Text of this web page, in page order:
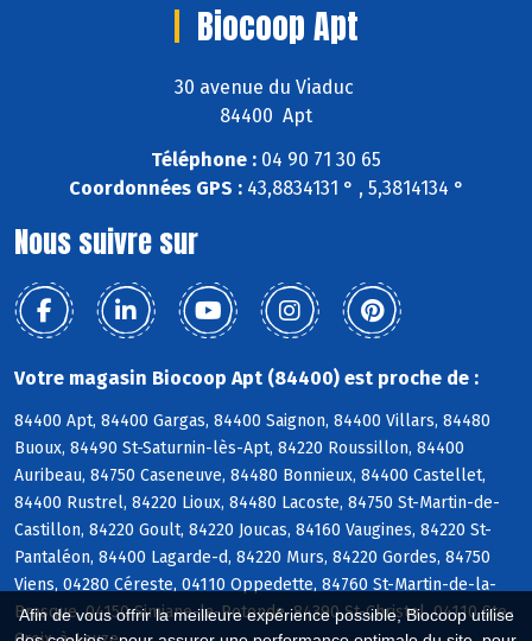
Afin de vous offrir la meilleure expérience possible, Biocoop utilise
Biocoop Apt
30 avenue du Viaduc
84400 Apt
Téléphone : 04 90 71 30 65
Coordonnées GPS :43,8834131 ° , 5,3814134 °
Nous suivre sur
Votre magasin Biocoop Apt (84400) est proche de :
84400 Apt, 84400 Gargas, 84400 Saignon, 84400 Villars, 84480
Buoux, 84490 St-Saturnin-lès-Apt, 84220 Roussillon, 84400
Auribeau, 84750 Caseneuve, 84480 Bonnieux, 84400 Castellet,
84400 Rustrel, 84220 Lioux, 84480 Lacoste, 84750 St-Martin-de-
Castillon, 84220 Goult, 84220 Joucas, 84160 Vaugines, 84220 St-
Pantaléon, 84400 Lagarde-d, 84220 Murs, 84220 Gordes, 84750
Viens, 04280 Céreste, 04110 Oppedette, 84760 St-Martin-de-la-
Brasque, 04150 Simiane-la-Rotonde, 84390 St-Christol, 04110 Ste-